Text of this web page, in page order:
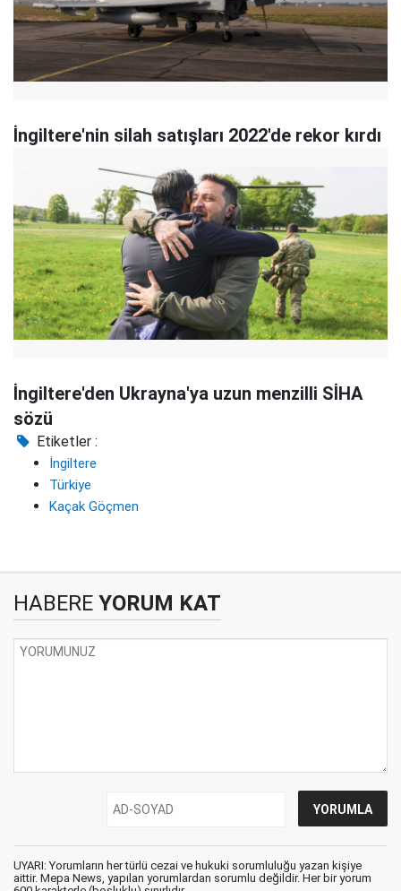
İngiltere'nin silah satışları 2022'de rekor kırdı
İngiltere'den Ukrayna'ya uzun menzilli SİHA
sözü
Etiketler :
İngiltere
Türkiye
Kaçak Göçmen
HABERE YORUM KAT
UYARI: Yorumların her türlü cezai ve hukuki sorumluluğu yazan kişiye
aittir. Mepa News, yapılan yorumlardan sorumlu değildir. Her bir yorum